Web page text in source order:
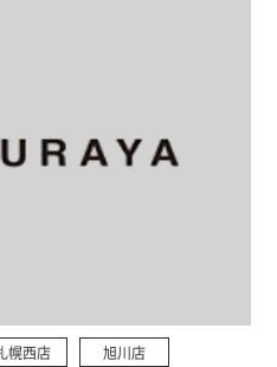
幌西店 旭川店